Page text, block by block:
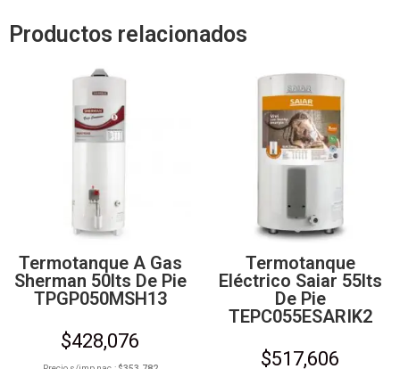
Productos relacionados
Termotanque A Gas
Sherman 50lts De Pie
TPGP050MSH13
$428,076
Termotanque
Eléctrico Saiar 55lts
De Pie
TEPC055ESARIK2
$517,606